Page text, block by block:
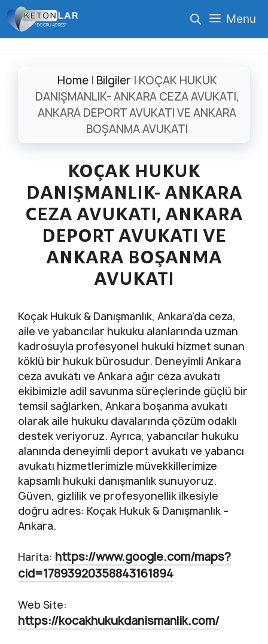
İçeriğe
atla
Menu
Home| Bilgiler | KOÇAK HUKUK
DANIŞMANLIK- ANKARA CEZA AVUKATI,
ANKARA DEPORT AVUKATI VE ANKARA
BOŞANMA AVUKATI
KOÇAK HUKUK
DANIŞMANLIK- ANKARA
CEZA AVUKATI, ANKARA
DEPORT AVUKATI VE
ANKARA BOŞANMA
AVUKATI
Koçak Hukuk & Danışmanlık, Ankara’da ceza,
aile ve yabancılar hukuku alanlarında uzman
kadrosuyla profesyonel hukuki hizmet sunan
köklü bir hukuk bürosudur. Deneyimli Ankara
ceza avukatı ve Ankara ağır ceza avukatı
ekibimizle adil savunma süreçlerinde güçlü bir
temsil sağlarken, Ankara boşanma avukatı
olarak aile hukuku davalarında çözüm odaklı
destek veriyoruz. Ayrıca, yabancılar hukuku
alanında deneyimli deport avukatı ve yabancı
avukatı hizmetlerimizle müvekkillerimize
kapsamlı hukuki danışmanlık sunuyoruz.
Güven, gizlilik ve profesyonellik ilkesiyle
doğru adres: Koçak Hukuk & Danışmanlık –
Ankara.
Harita: https://www.google.com/maps?
cid=17893920358843161894
Web Site:
https://kocakhukukdanismanlik.com/